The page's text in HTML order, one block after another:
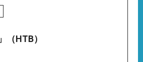
（HTB）